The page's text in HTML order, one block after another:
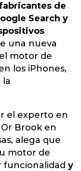
de
Search y
una nueva
motor de
los iPhones,
el experto en
Brook en
alega que
motor de
funcionalidad y